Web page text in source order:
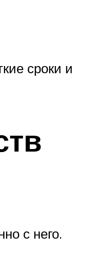
сроки и
с него.